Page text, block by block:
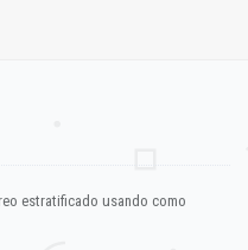
estratificado usando como